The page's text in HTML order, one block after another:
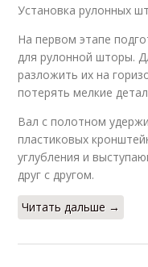
Установка рулонных
На первом этапе
для рулонной шторы.
разложить их на
потерять мелкие
Вал с полотном
пластиковых
углубления и
друг с другом.
Читать дальше →